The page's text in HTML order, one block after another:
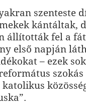
szenteste
kántáltak,
állították fel a
első napján
– ezek